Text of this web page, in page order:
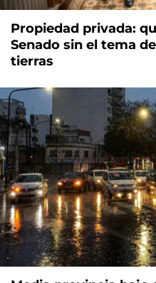
Propiedad privada:
Senado sin el tema
tierras